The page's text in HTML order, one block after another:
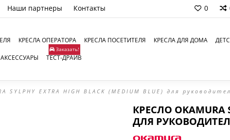
Наши партнеры Контакты 0
КРЕСЛА ОПЕРАТОРА КРЕСЛА ПОСЕТИТЕЛЯ КРЕСЛА ДЛЯ ДОМА
АКСЕССУАРЫ ТЕСТ-ДРАЙВ
Заказать!
SYLPHY EXTRA HIGH BLACK (MEDIUM BLUE) для
КРЕСЛО OKAMURA
ДЛЯ